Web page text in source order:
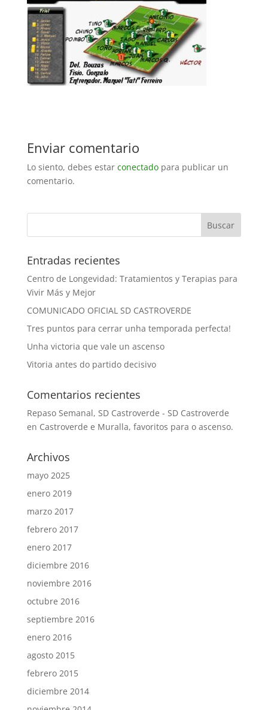
Enviar comentario
Lo siento, debes estar conectadopara publicar un
comentario.
Entradas recientes
Centro de Longevidad: Tratamientos y Terapias para
Vivir Más y Mejor
COMUNICADO OFICIAL SD CASTROVERDE
Tres puntos para cerrar unha temporada perfecta!
Unha victoria que vale un ascenso
Vitoria antes do partido decisivo
Comentarios recientes
Repaso Semanal, SD Castroverde - SD Castroverde
en Castroverde e Muralla, favoritos para o ascenso.
Archivos
mayo 2025
enero 2019
marzo 2017
febrero 2017
enero 2017
diciembre 2016
noviembre 2016
octubre 2016
septiembre 2016
enero 2016
agosto 2015
febrero 2015
diciembre 2014